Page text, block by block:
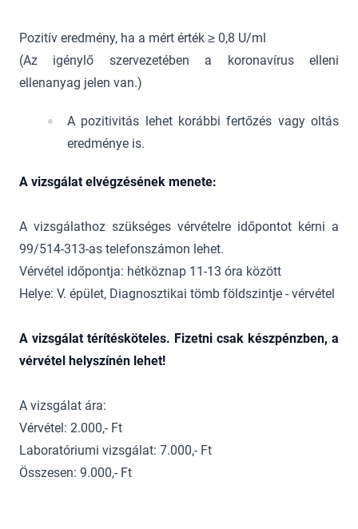
​Pozitív eredmény, ha a mért érték ≥ 0,8 U/ml
(Az igénylő szervezetében a koronavírus elleni
ellenanyag jelen van.)
A pozitivitás lehet korábbi fertőzés vagy oltás
eredménye is.
A vizsgálat elvégzésének menete:
A vizsgálathoz szükséges vérvételre időpontot kérni a
99/514-313-as telefonszámon lehet.
Vérvétel időpontja: hétköznap 11-13 óra között
Helye: V. épület, Diagnosztikai tömb földszintje - vérvétel
A vizsgálat térítésköteles. Fizetni csak készpénzben, a
vérvétel helyszínén lehet!
A vizsgálat ára:
Vérvétel: 2.000,- Ft
Laboratóriumi vizsgálat: 7.000,- Ft
Összesen: 9.000,- Ft